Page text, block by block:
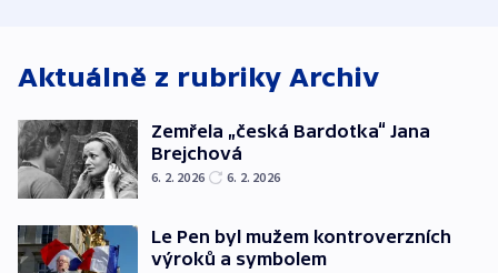
Aktuálně z rubriky Archiv
Zemřela „česká Bardotka“ Jana
Brejchová
6. 2. 2026 6. 2. 2026
Le Pen byl mužem kontroverzních
výroků a symbolem